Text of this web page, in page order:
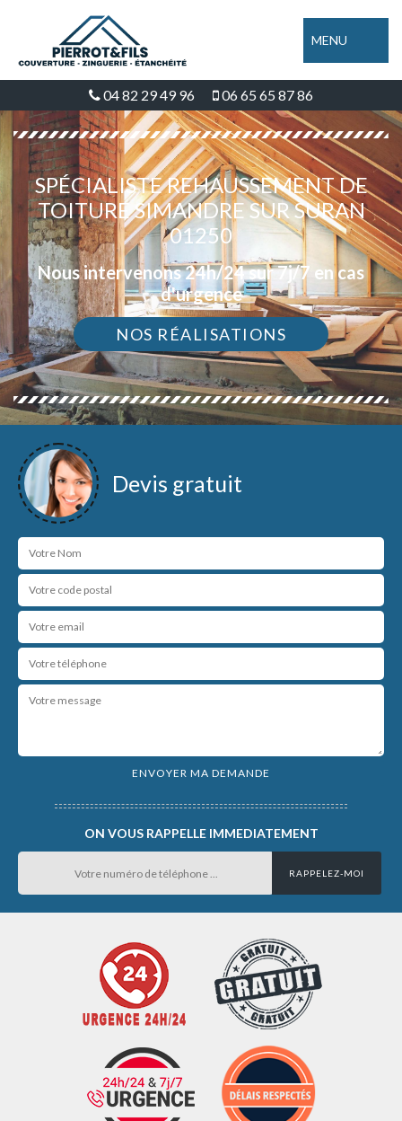
MENU
04 82 29 49 96 06 65 65 87 86
SPÉCIALISTE REHAUSSEMENT DE
TOITURE SIMANDRE SUR SURAN
01250
Nous intervenons 24h/24 sur 7j/7 en cas
d'urgence
NOS RÉALISATIONS
Devis gratuit
ON VOUS RAPPELLE IMMEDIATEMENT